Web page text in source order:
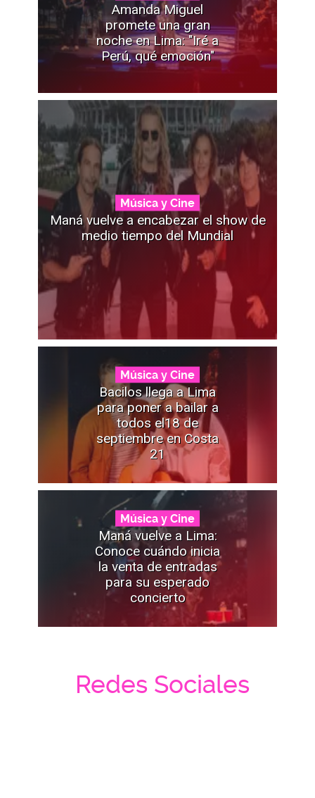
Amanda Miguel
promete una gran
noche en Lima: "Iré a
Perú, qué emoción"
Música y Cine
Maná vuelve a encabezar el show de
medio tiempo del Mundial
Música y Cine
Bacilos llega a Lima
para poner a bailar a
todos el18 de
septiembre en Costa
21
Música y Cine
Maná vuelve a Lima:
Conoce cuándo inicia
la venta de entradas
para su esperado
concierto
Redes Sociales